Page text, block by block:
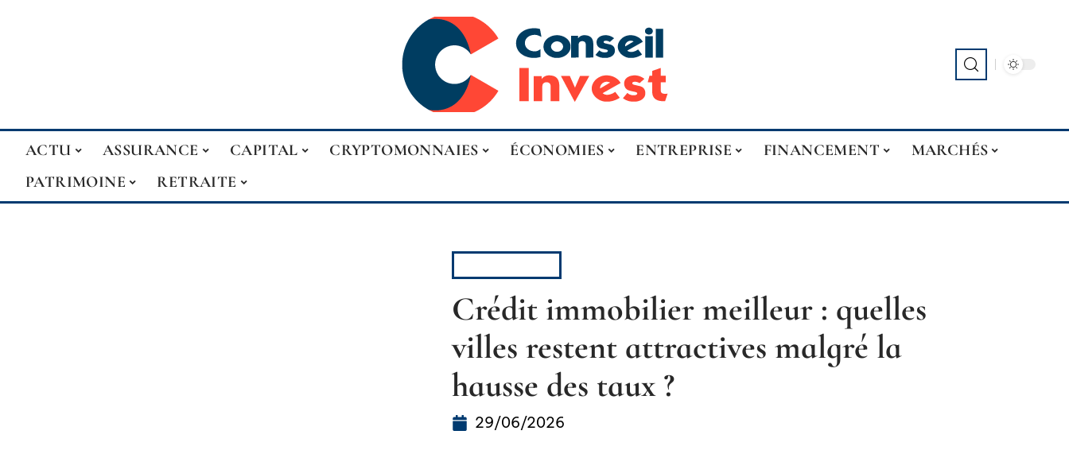
ACTU ASSURANCE CAPITAL CRYPTOMONNAIES ÉCONOMIES ENTREPRISE FINANCEMENT
MARCHÉS
PATRIMOINE
RETRAITE
Crédit immobilier meilleur : quelles
villes restent attractives malgré la
hausse des taux ?
29/06/2026